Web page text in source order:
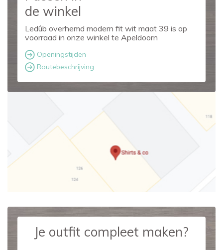
de winkel
Ledûb overhemd modern fit wit maat 39 is op
voorraad in onze winkel te Apeldoorn
Openingstijden
Routebeschrijving
Je outfit compleet maken?